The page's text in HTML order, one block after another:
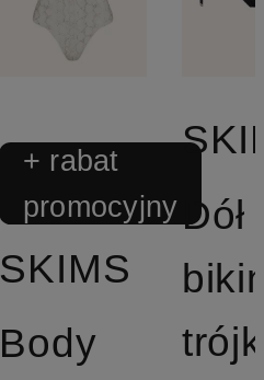
+ rabat
promocyjny
SKIMS
Body
Dół